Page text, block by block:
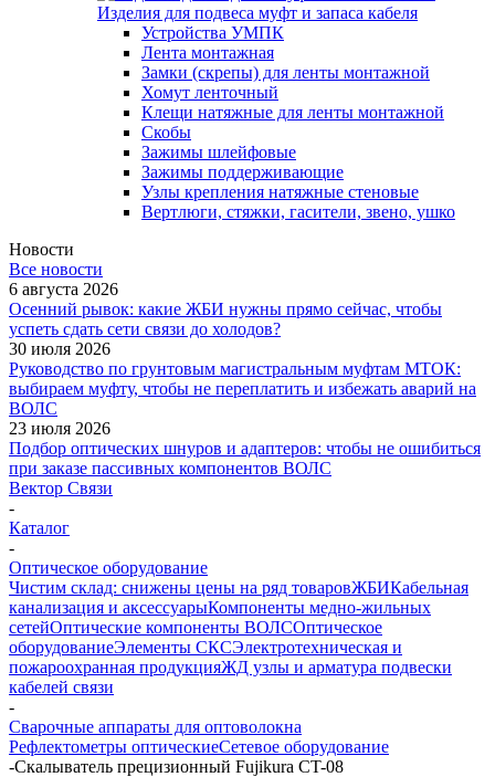
Изделия для подвеса муфт и запаса кабеля
Устройства УМПК
Лента монтажная
Замки (скрепы) для ленты монтажной
Хомут ленточный
Клещи натяжные для ленты монтажной
Скобы
Зажимы шлейфовые
Зажимы поддерживающие
Узлы крепления натяжные стеновые
Вертлюги, стяжки, гасители, звено, ушко
Новости
Все новости
6 августа 2026
Осенний рывок: какие ЖБИ нужны прямо сейчас, чтобы
успеть сдать сети связи до холодов?
30 июля 2026
Руководство по грунтовым магистральным муфтам МТОК:
выбираем муфту, чтобы не переплатить и избежать аварий на
ВОЛС
23 июля 2026
Подбор оптических шнуров и адаптеров: чтобы не ошибиться
при заказе пассивных компонентов ВОЛС
Вектор Связи
-
Каталог
-
Оптическое оборудование
Чистим склад: снижены цены на ряд товаровЖБИКабельная
канализация и аксессуарыКомпоненты медно-жильных
сетейОптические компоненты ВОЛСОптическое
оборудованиеЭлементы СКСЭлектротехническая и
пожароохранная продукцияЖД узлы и арматура подвески
кабелей связи
-
Сварочные аппараты для оптоволокна
Рефлектометры оптическиеСетевое оборудование
-Скалыватель прецизионный Fujikura CT-08